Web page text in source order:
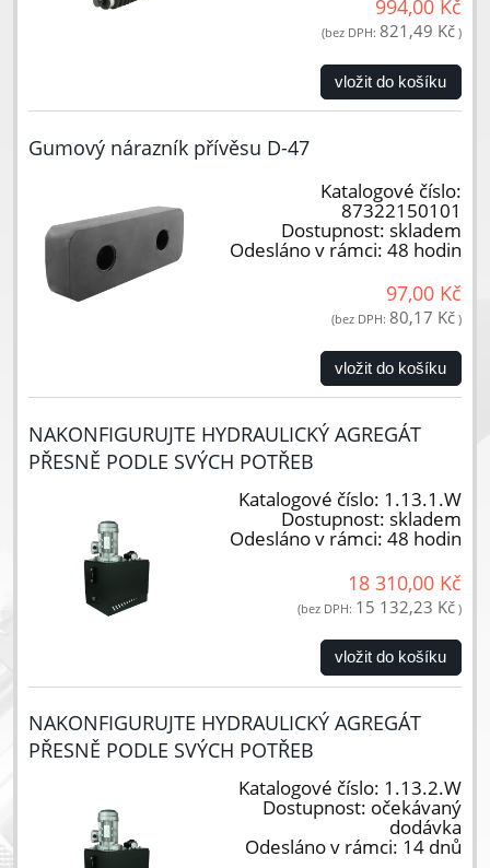
994,00 Kč
(bez DPH: 821,49 Kč )
vložit do košíku
Gumový nárazník přívěsu D-47
Katalogové číslo:
87322150101
Dostupnost: skladem
Odesláno v rámci: 48 hodin
97,00 Kč
(bez DPH: 80,17 Kč )
vložit do košíku
NAKONFIGURUJTE HYDRAULICKÝ AGREGÁT
PŘESNĚ PODLE SVÝCH POTŘEB
Katalogové číslo: 1.13.1.W
Dostupnost: skladem
Odesláno v rámci: 48 hodin
18 310,00 Kč
(bez DPH: 15 132,23 Kč )
vložit do košíku
NAKONFIGURUJTE HYDRAULICKÝ AGREGÁT
PŘESNĚ PODLE SVÝCH POTŘEB
Katalogové číslo: 1.13.2.W
Dostupnost: očekávaný
dodávka
Odesláno v rámci: 14 dnů